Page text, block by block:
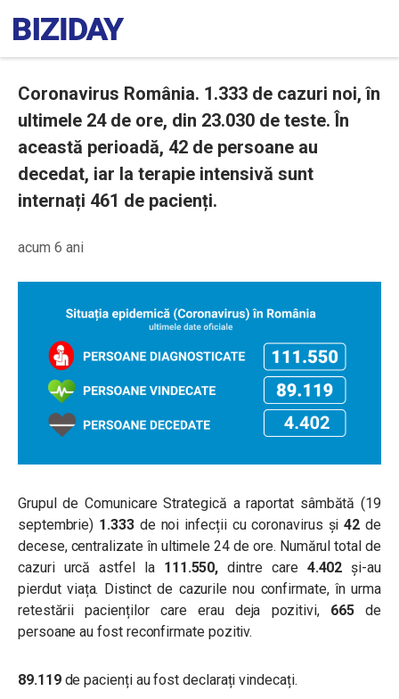
Coronavirus România. 1.333 de cazuri noi, în
ultimele 24 de ore, din 23.030 de teste. În
această perioadă, 42 de persoane au
decedat, iar la terapie intensivă sunt
internați 461 de pacienți.
acum 6 ani
Grupul de Comunicare Strategică a raportat sâmbătă (19
septembrie) 1.333 de noi infecții cu coronavirus și 42de
decese, centralizate în ultimele 24 de ore. Numărul total de
cazuri urcă astfel la 111.550, dintre care 4.402și-au
pierdut viața. Distinct de cazurile nou confirmate, în urma
retestării pacienților care erau deja pozitivi, 665de
persoane au fost reconfirmate pozitiv.
89.119de pacienți au fost declarați vindecați.